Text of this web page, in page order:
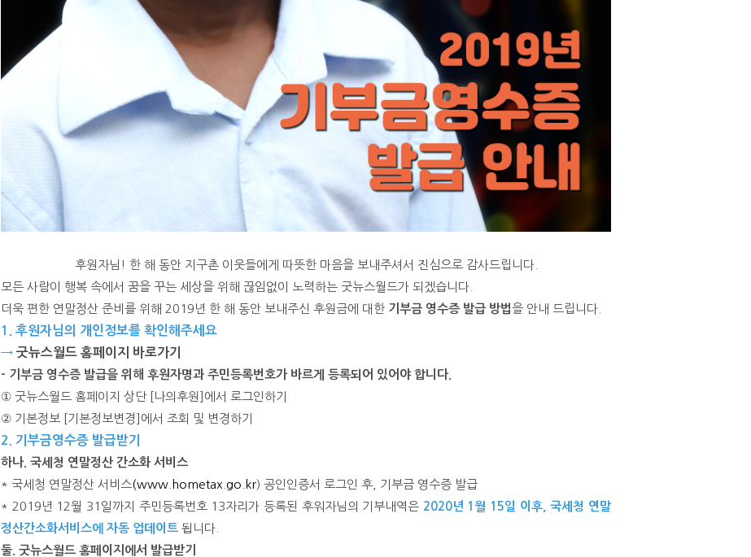
후원자님! 한 해 동안 지구촌 이웃들에게 따뜻한 마음을 보내주셔서 진심으로 감사드립니다.
모든 사람이 행복 속에서 꿈을 꾸는 세상을 위해 끊임없이 노력하는 굿뉴스월드가 되겠습니다.
더욱 편한 연말정산 준비를 위해 2019년 한 해 동안 보내주신 후원금에 대한 기부금 영수증 발급 방법을 안내 드립니다.
1. 후원자님의 개인정보를 확인해주세요
→ 굿뉴스월드 홈페이지 바로가기
- 기부금 영수증 발급을 위해 후원자명과 주민등록번호가 바르게 등록되어 있어야 합니다.
① 굿뉴스월드 홈페이지 상단 [나의후원]에서 로그인하기
② 기본정보 [기본정보변경]에서 조회 및 변경하기
2. 기부금영수증 발급받기
하나. 국세청 연말정산 간소화 서비스
* 국세청 연말정산 서비스(www.hometax.go.kr) 공인인증서 로그인 후, 기부금 영수증 발급
* 2019년 12월 31일까지 주민등록번호 13자리가 등록된 후워자님의 기부내역은 2020년 1월 15일 이후, 국세청 연말
정산간소화서비스에 자동 업데이트 됩니다.
둘. 굿뉴스월드 홈페이지에서 발급받기